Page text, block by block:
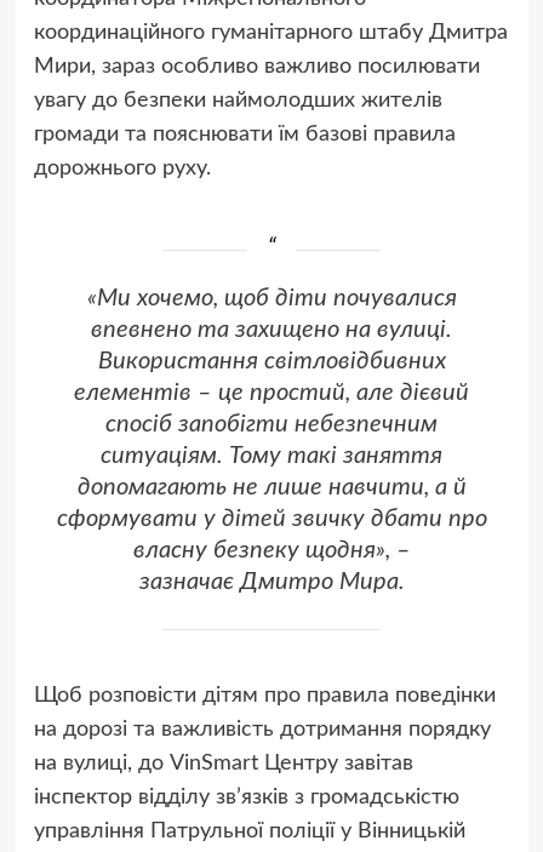
координаційного гуманітарного штабу Дмитра
Мири, зараз особливо важливо посилювати
увагу до безпеки наймолодших жителів
громади та пояснювати їм базові правила
дорожнього руху.
«Ми хочемо, щоб діти почувалися
впевнено та захищено на вулиці.
Використання світловідбивних
елементів – це простий, але дієвий
спосіб запобігти небезпечним
ситуаціям. Тому такі заняття
допомагають не лише навчити, а й
сформувати у дітей звичку дбати про
власну безпеку щодня», –
зазначає Дмитро Мира.
Щоб розповісти дітям про правила поведінки
на дорозі та важливість дотримання порядку
на вулиці, до VinSmart Центру завітав
інспектор відділу зв’язків з громадськістю
управління Патрульної поліції у Вінницькій